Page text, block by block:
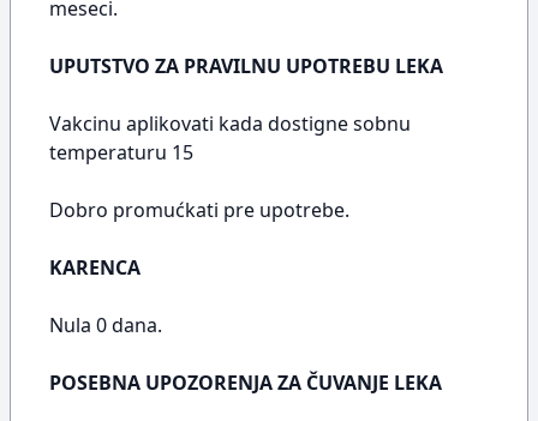
meseci.
UPUTSTVO ZA PRAVILNU UPOTREBU LEKA
Vakcinu aplikovati kada dostigne sobnu
temperaturu 15
Dobro promućkati pre upotrebe.
KARENCA
Nula 0 dana.
POSEBNA UPOZORENJA ZA ČUVANJE LEKA